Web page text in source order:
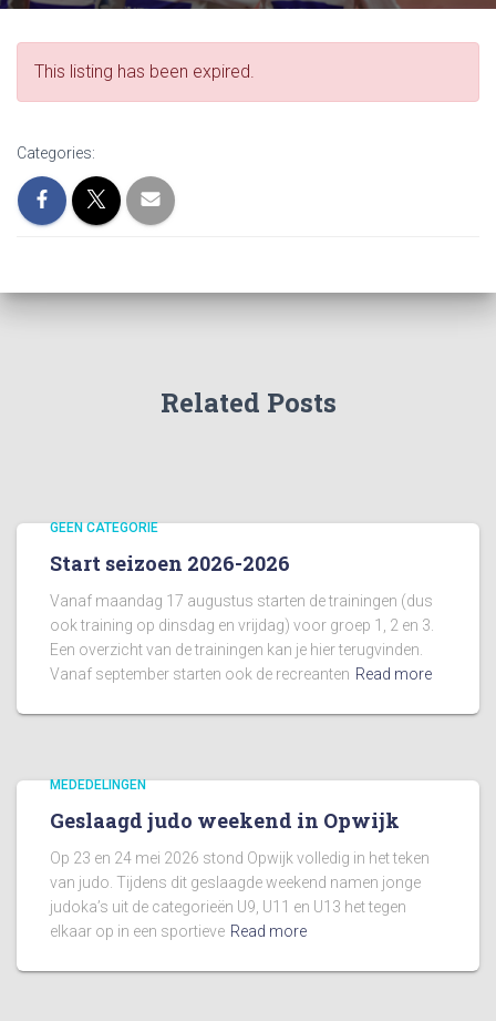
This listing has been expired.
Categories:
Related Posts
GEEN CATEGORIE
Start seizoen 2026-2026
Vanaf maandag 17 augustus starten de trainingen (dus
ook training op dinsdag en vrijdag) voor groep 1, 2 en 3.
Een overzicht van de trainingen kan je hier terugvinden.
Vanaf september starten ook de recreanten Read more
MEDEDELINGEN
Geslaagd judo weekend in Opwijk
Op 23 en 24 mei 2026 stond Opwijk volledig in het teken
van judo. Tijdens dit geslaagde weekend namen jonge
judoka’s uit de categorieën U9, U11 en U13 het tegen
elkaar op in een sportieve Read more